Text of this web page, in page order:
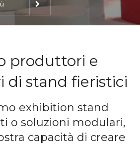
produttori e
di stand fieristici
exhibition stand
o soluzioni modulari,
capacità di creare